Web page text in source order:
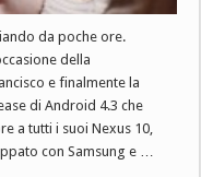
da poche ore.
della
e finalmente la
di Android 4.3 che
a tutti i suoi Nexus 10,
con Samsung e …